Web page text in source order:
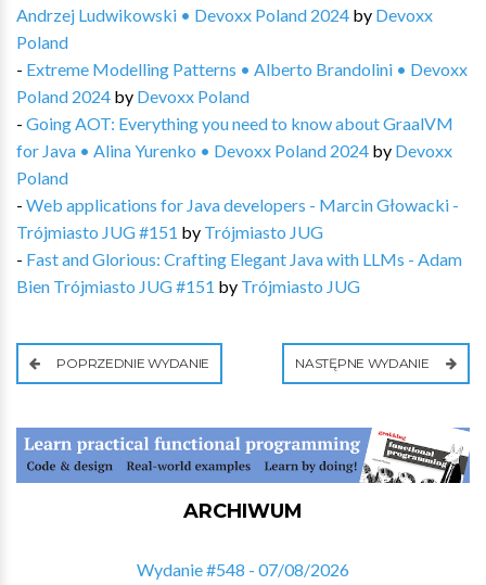
Andrzej Ludwikowski • Devoxx Poland 2024 by Devoxx
Poland
- Extreme Modelling Patterns • Alberto Brandolini • Devoxx
Poland 2024 by Devoxx Poland
- Going AOT: Everything you need to know about GraalVM
for Java • Alina Yurenko • Devoxx Poland 2024 by Devoxx
Poland
- Web applications for Java developers - Marcin Głowacki -
Trójmiasto JUG #151 by Trójmiasto JUG
- Fast and Glorious: Crafting Elegant Java with LLMs - Adam
Bien Trójmiasto JUG #151 by Trójmiasto JUG
POPRZEDNIE WYDANIE NASTĘPNE WYDANIE
ARCHIWUM
Wydanie #548 - 07/08/2026